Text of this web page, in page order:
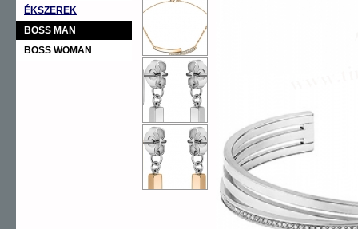
ÉKSZEREK
BOSS MAN
BOSS WOMAN